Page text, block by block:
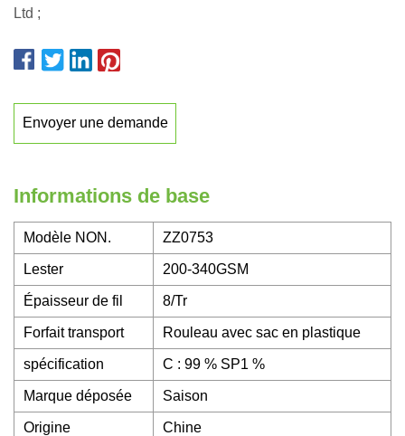
Ltd ;
Envoyer une demande
Informations de base
Modèle NON. ZZ0753
Lester 200-340GSM
Épaisseur de fil 8/Tr
Forfait transport Rouleau avec sac en plastique
spécification C : 99 % SP1 %
Marque déposée Saison
Origine Chine